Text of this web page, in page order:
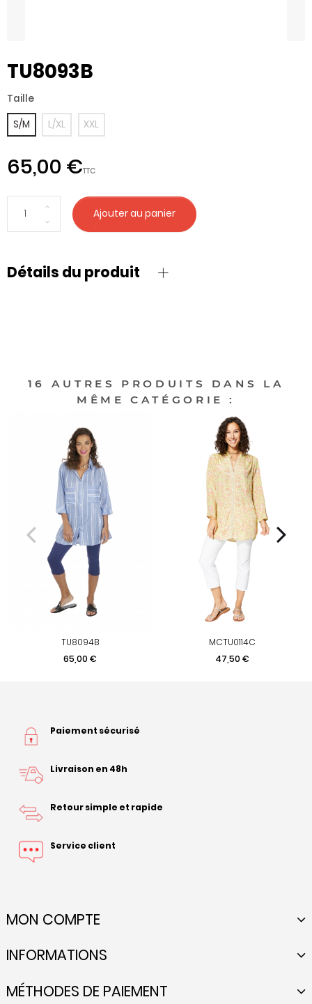
TU8093B
Taille
S/M
L/XL XXL
65,00 €TTC
Ajouter au panier
Détails du produit
16 AUTRES PRODUITS DANS LA
MÊME CATÉGORIE :
TU8094B
Prix
65,00 €
MCTU0114C
Prix
47,50 €
Paiement sécurisé
Livraison en 48h
Retour simple et rapide
Service client
MON COMPTE
INFORMATIONS
MÉTHODES DE PAIEMENT